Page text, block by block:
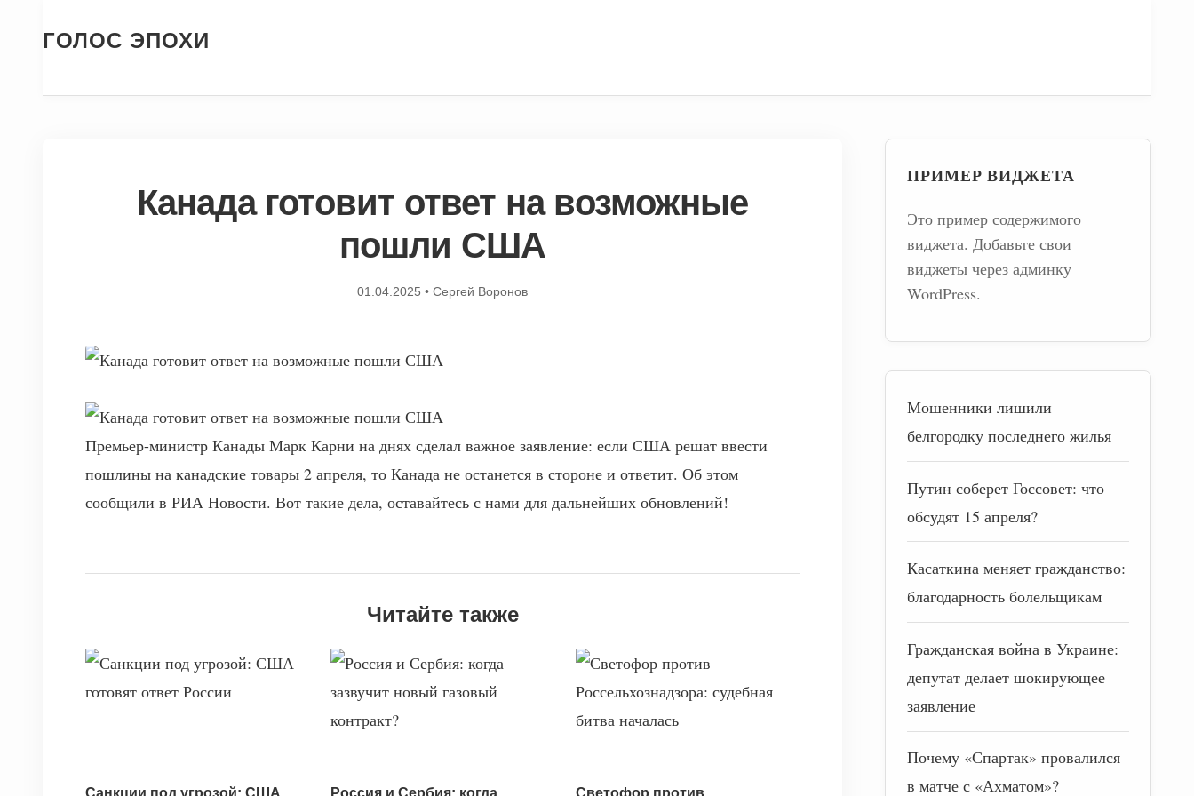
ГОЛОС ЭПОХИ
Канада готовит ответ на возможные
пошли США
01.04.2025 • Сергей Воронов
Премьер-министр Канады Марк Карни на днях сделал важное заявление: если США решат ввести
пошлины на канадские товары 2 апреля, то Канада не останется в стороне и ответит. Об этом
сообщили в РИА Новости. Вот такие дела, оставайтесь с нами для дальнейших обновлений!
Читайте также
Санкции под угрозой: США Россия и Сербия: когда Светофор против
ПРИМЕР ВИДЖЕТА
Это пример содержимого
виджета. Добавьте свои
виджеты через админку
WordPress.
Мошенники лишили
белгородку последнего жилья
Путин соберет Госсовет: что
обсудят 15 апреля?
Касаткина меняет гражданство:
благодарность болельщикам
Гражданская война в Украине:
депутат делает шокирующее
заявление
Почему «Спартак» провалился
в матче с «Ахматом»?